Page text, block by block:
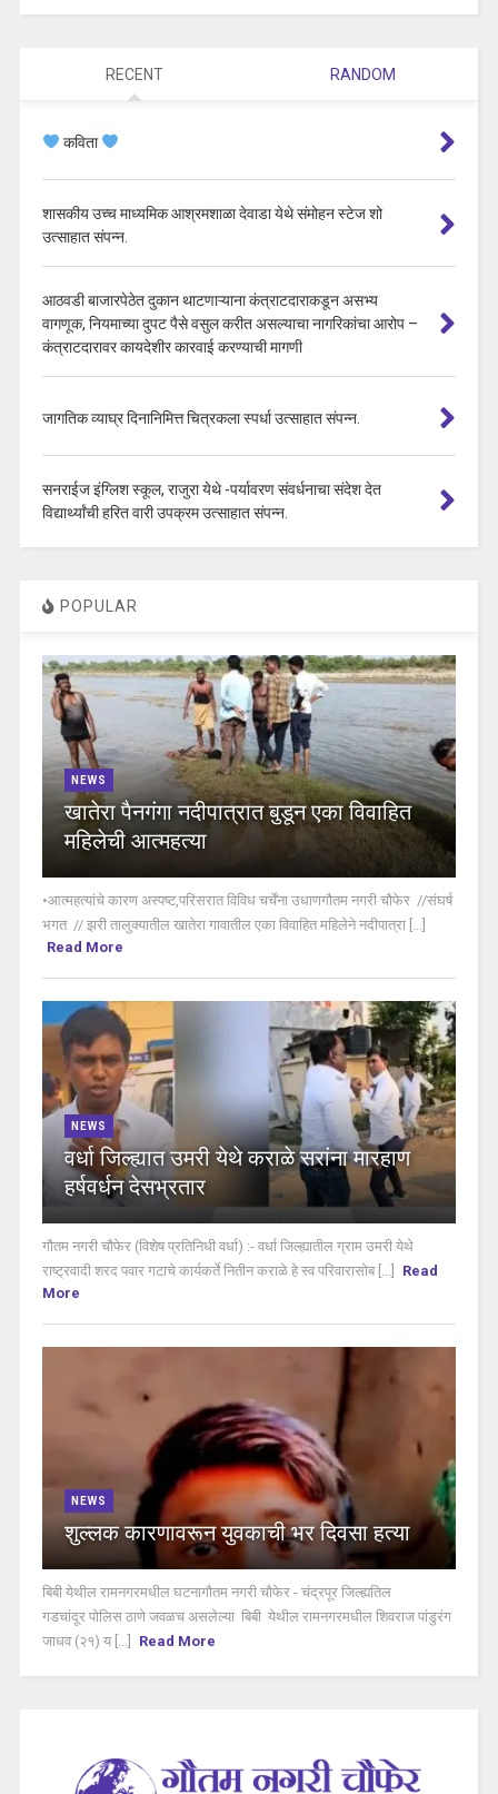
RECENT RANDOM
कविता
शासकीय उच्च माध्यमिक आश्रमशाळा देवाडा येथे संमोहन स्टेज शो
उत्साहात संपन्न.
आठवडी बाजारपेठेत दुकान थाटणाऱ्याना कंत्राटदाराकडून असभ्य
वागणूक, नियमाच्या दुपट पैसे वसुल करीत असल्याचा नागरिकांचा आरोप –
कंत्राटदारावर कायदेशीर कारवाई करण्याची मागणी
जागतिक व्याघ्र दिनानिमित्त चित्रकला स्पर्धा उत्साहात संपन्न.
सनराईज इंग्लिश स्कूल, राजुरा येथे -पर्यावरण संवर्धनाचा संदेश देत
विद्यार्थ्यांची हरित वारी उपक्रम उत्साहात संपन्न.
POPULAR
NEWS
खातेरा पैनगंगा नदीपात्रात बुडून एका विवाहित
महिलेची आत्महत्या
•आत्महत्यांचे कारण अस्पष्ट,परिसरात विविध चर्चेंना उधाणगौतम नगरी चौफेर //संघर्ष
भगत // झरी तालुक्यातील खातेरा गावातील एका विवाहित महिलेने नदीपात्रा [...]
Read More
NEWS
वर्धा जिल्ह्यात उमरी येथे कराळे सरांना मारहाण
हर्षवर्धन देसभ्रतार
गौतम नगरी चौफेर (विशेष प्रतिनिधी वर्धा) :- वर्धा जिल्ह्यातील ग्राम उमरी येथे
राष्ट्रवादी शरद पवार गटाचे कार्यकर्ते नितीन कराळे हे स्व परिवारासोब [...]
Read
More
NEWS
शुल्लक कारणावरून युवकाची भर दिवसा हत्या
बिबी येथील रामनगरमधील घटनागौतम नगरी चौफेर - चंद्रपूर जिल्ह्यतिल
गडचांदूर पोलिस ठाणे जवळच असलेल्या बिबी येथील रामनगरमधील शिवराज पांडुरंग
जाधव (२१) य [...]
Read More